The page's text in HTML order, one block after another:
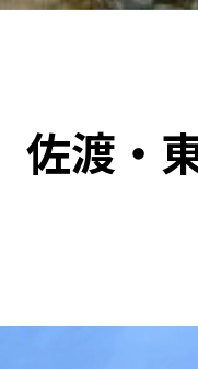
佐渡・